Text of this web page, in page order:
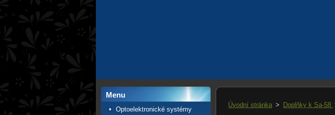
Menu
Optoelektronické systémy
Úvodní stránka > Doplňky k Sa-58